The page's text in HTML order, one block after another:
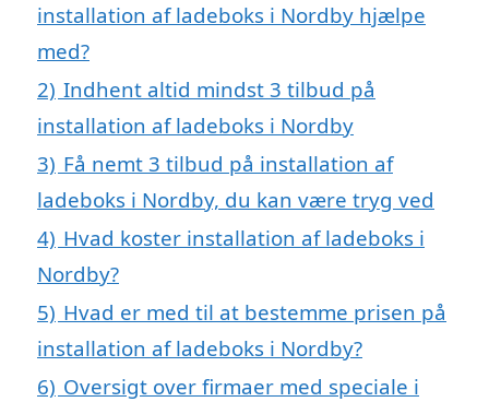
installation af ladeboks i Nordby hjælpe
med?
2) Indhent altid mindst 3 tilbud på
installation af ladeboks i Nordby
3) Få nemt 3 tilbud på installation af
ladeboks i Nordby, du kan være tryg ved
4) Hvad koster installation af ladeboks i
Nordby?
5) Hvad er med til at bestemme prisen på
installation af ladeboks i Nordby?
6) Oversigt over firmaer med speciale i